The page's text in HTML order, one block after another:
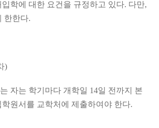
입학에 대한 요건을 규정하고 있다. 다만,
한한다.
)
자는 학기마다 개학일 14일 전까지 본
원서를 교학처에 제출하여야 한다.